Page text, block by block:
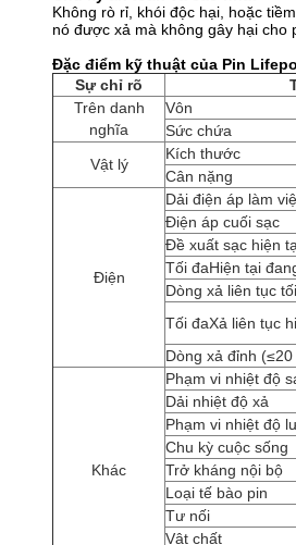
Không rò rỉ, khói độc hại, hoặc
nó được xả mà không gây hại cho
Đặc điểm kỹ thuật của Pin
Sự chỉ rõ
Trên danh
nghĩa
Vôn
Sức chứa
Vật lý
Kích thước
Cân nặng
Điện
Dải điện áp làm
Điện áp cuối sạc
Đề xuất sạc hiện
Tối đaHiện tại
Dòng xả liên tục
Tối đaXả liên tục
Dòng xả đỉnh (≤20
Khác
Phạm vi nhiệt độ
Dải nhiệt độ xả
Phạm vi nhiệt độ
Chu kỳ cuộc sống
Trở kháng nội bộ
Loại tế bào pin
Tư nối
Vật chất